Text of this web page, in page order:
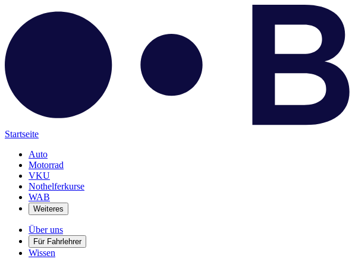
Startseite
Auto
Motorrad
VKU
Nothelferkurse
WAB
Weiteres
Über uns
Für Fahrlehrer
Wissen